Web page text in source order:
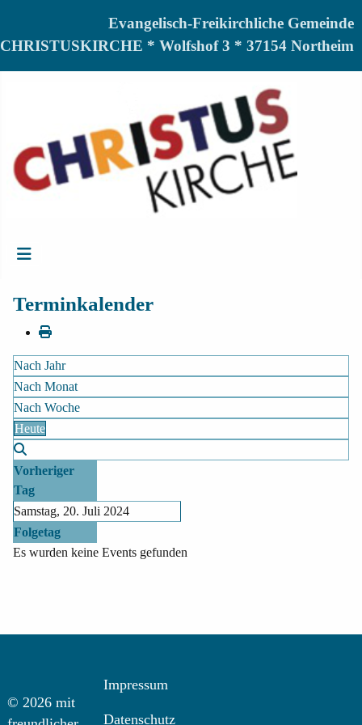
Evangelisch-Freikirchliche Gemeinde
CHRISTUSKIRCHE * Wolfshof 3 * 37154 Northeim
Terminkalender
Nach Jahr
Nach Monat
Nach Woche
Heute
Vorheriger
Tag
Samstag, 20. Juli 2024
Folgetag
Es wurden keine Events gefunden
© 2026 mit
Impressum
Datenschutz